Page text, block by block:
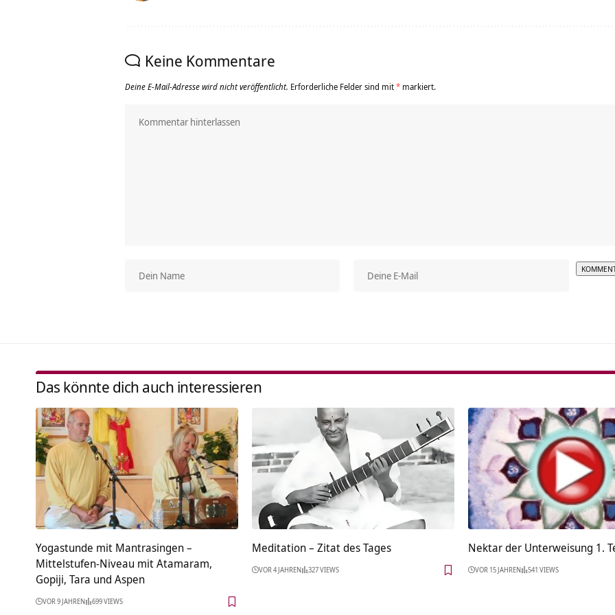
Keine Kommentare
Deine E-Mail-Adresse wird nicht veröffentlicht. Erforderliche Felder sind mit* markiert.
Das könnte dich auch interessieren
Yogastunde mit Mantrasingen –
Mittelstufen-Niveau mit Atamaram,
Gopiji, Tara und Aspen
VOR 9 JAHREN 699 VIEWS
Meditation – Zitat des Tages
VOR 4 JAHREN 327 VIEWS
Nektar der Unterweisung 1.
VOR 15 JAHREN 541 VIEWS